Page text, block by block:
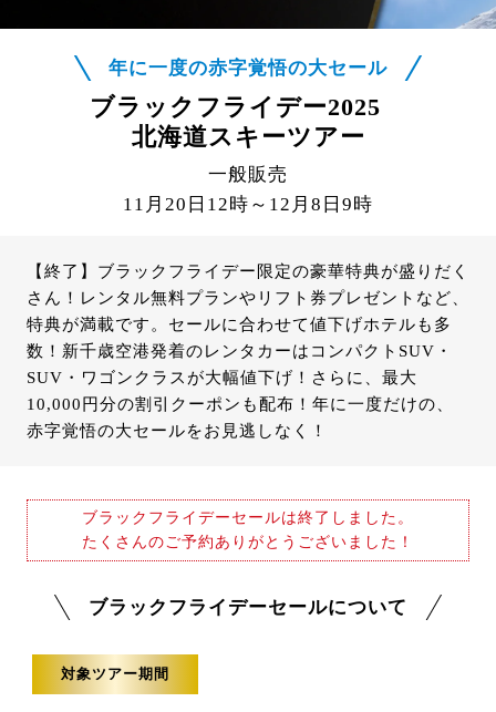
年に一度の赤字覚悟の大セール
ブラックフライデー2025
北海道スキーツアー
一般販売
11月20日12時～12月8日9時
【終了】ブラックフライデー限定の豪華特典が盛りだく
さん！レンタル無料プランやリフト券プレゼントなど、
特典が満載です。セールに合わせて値下げホテルも多
数！新千歳空港発着のレンタカーはコンパクトSUV・
SUV・ワゴンクラスが大幅値下げ！さらに、最大
10,000円分の割引クーポンも配布！年に一度だけの、
赤字覚悟の大セールをお見逃しなく！
ブラックフライデーセールは終了しました。
たくさんのご予約ありがとうございました！
ブラックフライデーセールについて
対象ツアー期間